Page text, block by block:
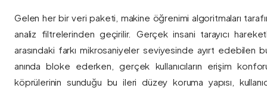
Gelen her bir veri paketi, makine öğrenimi algoritmaları
analiz filtrelerinden geçirilir. Gerçek insani tarayıcı
arasındaki farkı mikrosaniyeler seviyesinde ayırt edebilen
anında bloke ederken, gerçek kullanıcıların erişim
köprülerinin sunduğu bu ileri düzey koruma yapısı,